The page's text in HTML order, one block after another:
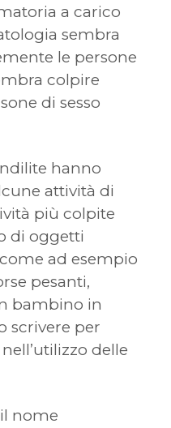
a carico
sembra
le persone
colpire
di sesso
hanno
attività di
più colpite
di oggetti
ad esempio
pesanti,
bambino in
scrivere per
delle
nome